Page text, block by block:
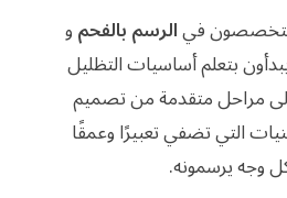
فيالرسم بالفحمو
بتعلم أساسيات التظليل
مراحل متقدمة من تصميم
التي تضفي تعبيرًا وعمقًا
وجه يرسمونه.